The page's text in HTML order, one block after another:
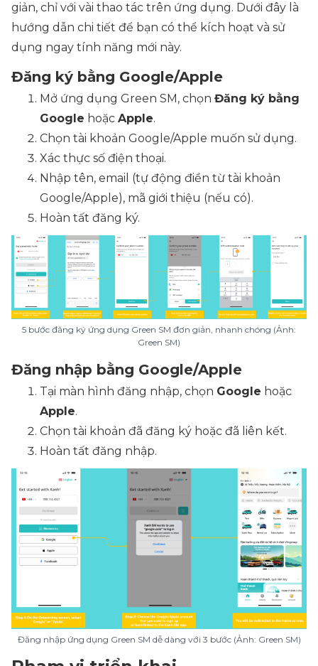
giản, chỉ với vài thao tác trên ứng dụng. Dưới đây là
hướng dẫn chi tiết để bạn có thể kích hoạt và sử
dụng ngay tính năng mới này.
Đăng ký bằng Google/Apple
Mở ứng dụng Green SM, chọn Đăng ký bằng
Google hoặc Apple.
Chọn tài khoản Google/Apple muốn sử dụng.
Xác thực số điện thoại.
Nhập tên, email (tự động điền từ tài khoản
Google/Apple), mã giới thiệu (nếu có).
Hoàn tất đăng ký.
5 bước đăng ký ứng dụng Green SM đơn giản, nhanh chóng (Ảnh:
Green SM)
Đăng nhập bằng Google/Apple
Tại màn hình đăng nhập, chọn Google hoặc
Apple.
Chọn tài khoản đã đăng ký hoặc đã liên kết.
Hoàn tất đăng nhập.
Đăng nhập ứng dụng Green SM dễ dàng với 3 bước (Ảnh: Green SM)